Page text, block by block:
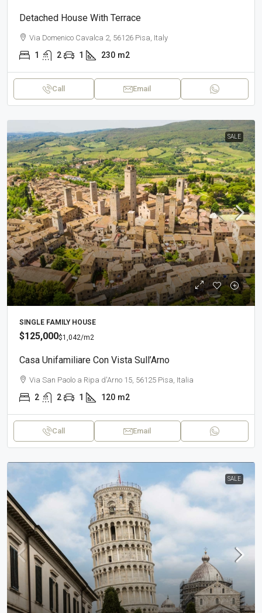
Detached House With Terrace
Via Domenico Cavalca 2, 56126 Pisa, Italy
1 2 1 230 m2
Call Email
SALE
SINGLE FAMILY HOUSE
$125,000$1,042/m2
Casa Unifamiliare Con Vista Sull’Arno
Via San Paolo a Ripa d'Arno 15, 56125 Pisa, Italia
2 2 1 120 m2
Call Email
SALE